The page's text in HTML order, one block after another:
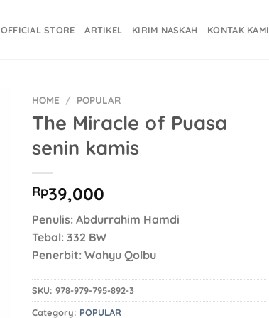
OFFICIAL STORE ARTIKEL KIRIM NASKAH KONTAK KAMI
HOME / POPULAR
The Miracle of Puasa
senin kamis
Rp39,000
Penulis: Abdurrahim Hamdi
Tebal: 332 BW
Penerbit: Wahyu Qolbu
SKU: 978-979-795-892-3
Category: POPULAR